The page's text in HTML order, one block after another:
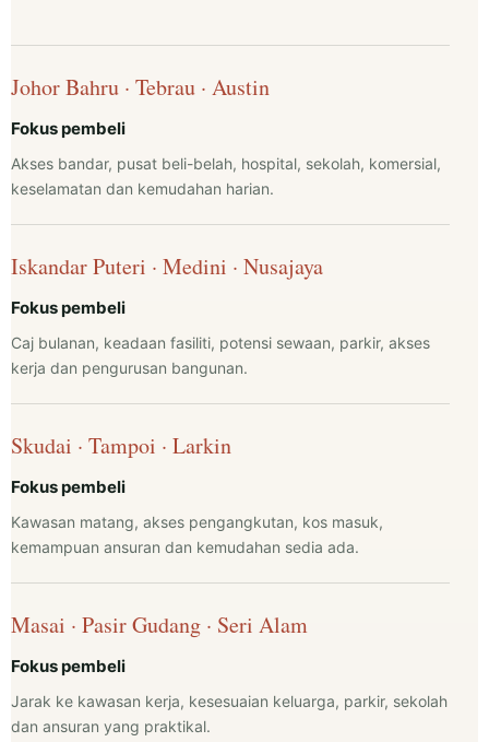
Johor Bahru · Tebrau · Austin
Fokus pembeli
Akses bandar, pusat beli-belah, hospital, sekolah, komersial,
keselamatan dan kemudahan harian.
Iskandar Puteri · Medini · Nusajaya
Fokus pembeli
Caj bulanan, keadaan fasiliti, potensi sewaan, parkir, akses
kerja dan pengurusan bangunan.
Skudai · Tampoi · Larkin
Fokus pembeli
Kawasan matang, akses pengangkutan, kos masuk,
kemampuan ansuran dan kemudahan sedia ada.
Masai · Pasir Gudang · Seri Alam
Fokus pembeli
Jarak ke kawasan kerja, kesesuaian keluarga, parkir, sekolah
dan ansuran yang praktikal.